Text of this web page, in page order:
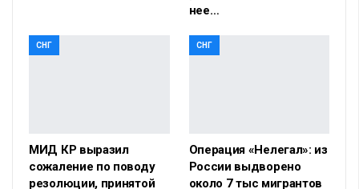
нее…
СНГ
МИД КР выразил
сожаление по поводу
резолюции, принятой
СНГ
Операция «Нелегал»: из
России выдворено
около 7 тыс мигрантов